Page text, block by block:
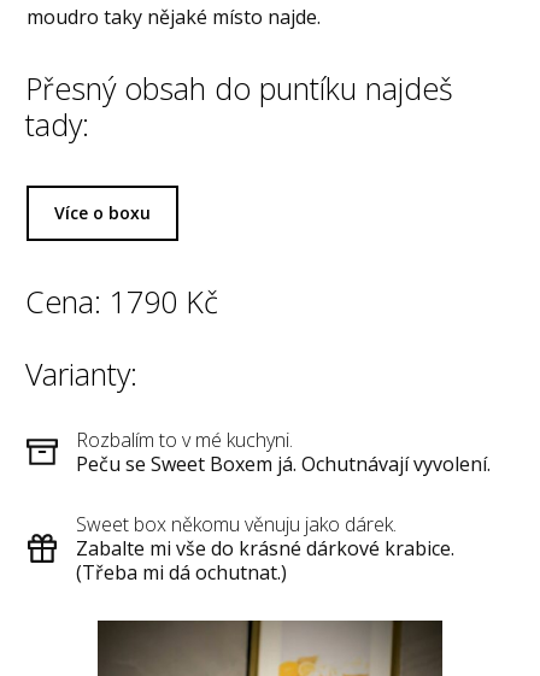
moudro taky nějaké místo najde.
Přesný obsah do puntíku najdeš
tady:
Více o boxu
Cena: 1790 Kč
Varianty:
Rozbalím to v mé kuchyni.
Peču se Sweet Boxem já. Ochutnávají vyvolení.
Sweet box někomu věnuju jako dárek.
Zabalte mi vše do krásné dárkové krabice.
(Třeba mi dá ochutnat.)